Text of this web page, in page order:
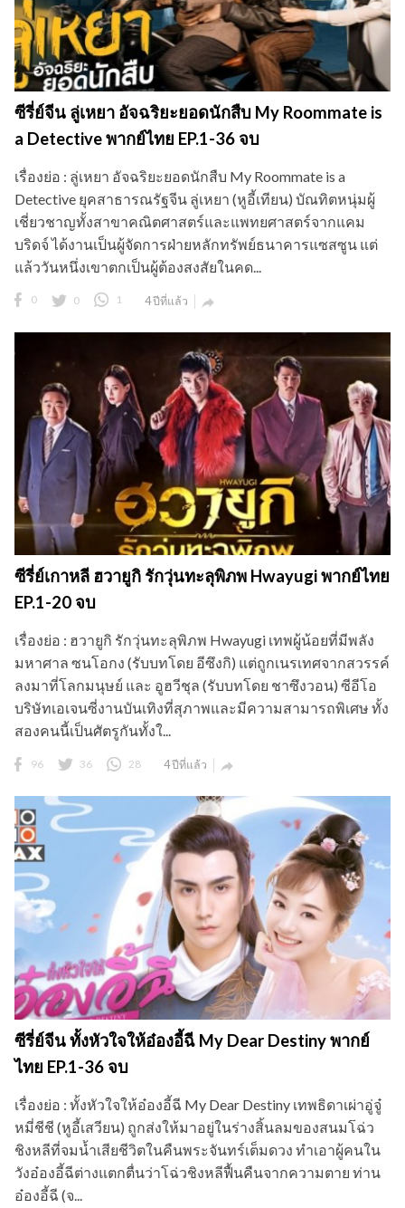
ซีรี่ย์จีน ลู่เหยา อัจฉริยะยอดนักสืบ My Roommate is
a Detective พากย์ไทย EP.1-36 จบ
เรื่องย่อ : ลู่เหยา อัจฉริยะยอดนักสืบ My Roommate is a
Detective ยุคสาธารณรัฐจีน ลู่เหยา (หูอี้เทียน) บัณทิตหนุ่มผู้
เชี่ยวชาญทั้งสาขาคณิตศาสตร์และแพทยศาสตร์จากแคม
บริดจ์ ได้งานเป็นผู้จัดการฝ่ายหลักทรัพย์ธนาคารแซสซูน แต่
แล้ววันหนึ่งเขาตกเป็นผู้ต้องสงสัยในคด...
0 0 1 4 ปีที่แล้ว 
ซีรี่ย์เกาหลี ฮวายูกิ รักวุ่นทะลุพิภพ Hwayugi พากย์ไทย
EP.1-20 จบ
เรื่องย่อ : ฮวายูกิ รักวุ่นทะลุพิภพ Hwayugi เทพผู้น้อยที่มีพลัง
มหาศาล ซนโอกง (รับบทโดย อีซึงกิ) แต่ถูกเนรเทศจากสวรรค์
ลงมาที่โลกมนุษย์ และ อูฮวีชุล (รับบทโดย ชาซึงวอน) ซีอีโอ
บริษัทเอเจนซี่งานบันเทิงที่สุภาพและมีความสามารถพิเศษ ทั้ง
สองคนนี้เป็นศัตรูกันทั้งใ...
96 36 28 4 ปีที่แล้ว 
ซีรี่ย์จีน ทั้งหัวใจให้อ๋องอี้ฉี My Dear Destiny พากย์
ไทย EP.1-36 จบ
เรื่องย่อ : ทั้งหัวใจให้อ๋องอี้ฉี My Dear Destiny เทพธิดาเผ่าอู่จู๋
หมี่ชีชี (หูอี้เสวียน) ถูกส่งให้มาอยู่ในร่างสิ้นลมของสนมโฉ่ว
ชิงหลีที่จมน้ำเสียชีวิตในคืนพระจันทร์เต็มดวง ทำเอาผู้คนใน
วังอ๋องอี้ฉีต่างแตกตื่นว่าโฉ่วชิงหลีฟื้นคืนจากความตาย ท่าน
อ๋องอี้ฉี (จ...